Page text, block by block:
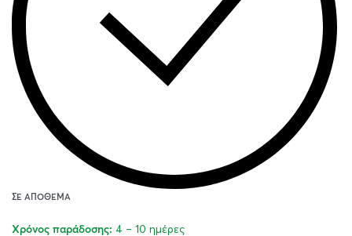
ΣΕ ΑΠΌΘΕΜΑ
Χρόνος παράδοσης: 4 – 10 ημέρες